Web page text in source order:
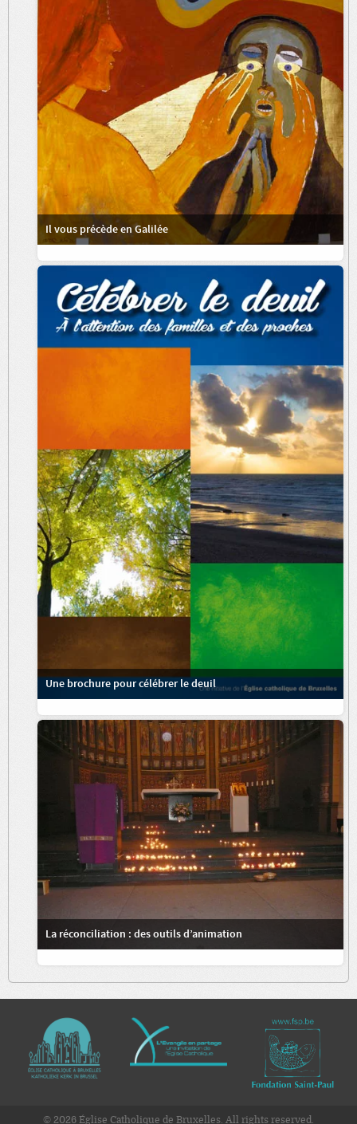
Il vous précède en Galilée
Une brochure pour célébrer le deuil
La réconciliation : des outils d’animation
© 2026 Église Catholique de Bruxelles. All rights reserved.